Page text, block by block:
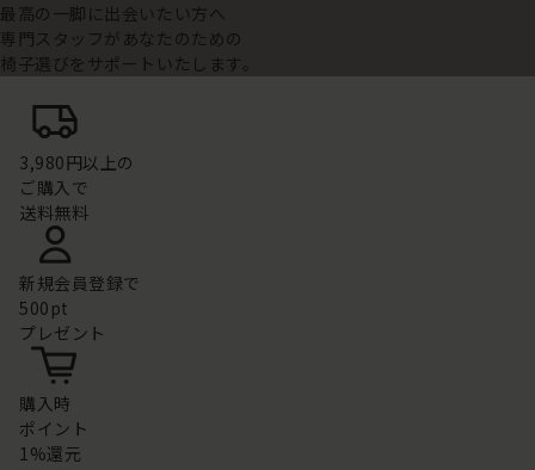
最高の一脚に出会いたい方へ
専門スタッフがあなたのための
椅子選びをサポートいたします。
3,980円以上の
ご購入で
送料無料
新規会員登録で
500pt
プレゼント
購入時
ポイント
1%還元